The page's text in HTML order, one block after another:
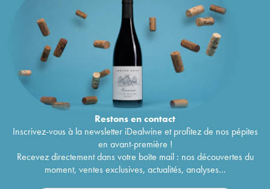
Restons encontact
Inscrivez-vous à la newsletter iDealwine et profitez de nos pépites
en avant-première !
Recevez directement dans votre boîte mail : nos découvertes du
moment, ventes exclusives, actualités, analyses...